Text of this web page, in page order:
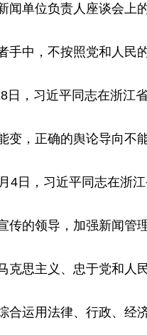
闻单位负责人座谈会上
手中，不按照党和人民
日，习近平同志在浙江
变，正确的舆论导向不
4日，习近平同志在浙
传的领导，加强新闻管
克思主义、忠于党和人
合运用法律、行政、经